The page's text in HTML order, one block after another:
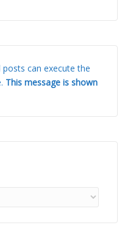
can execute the
This message is shown